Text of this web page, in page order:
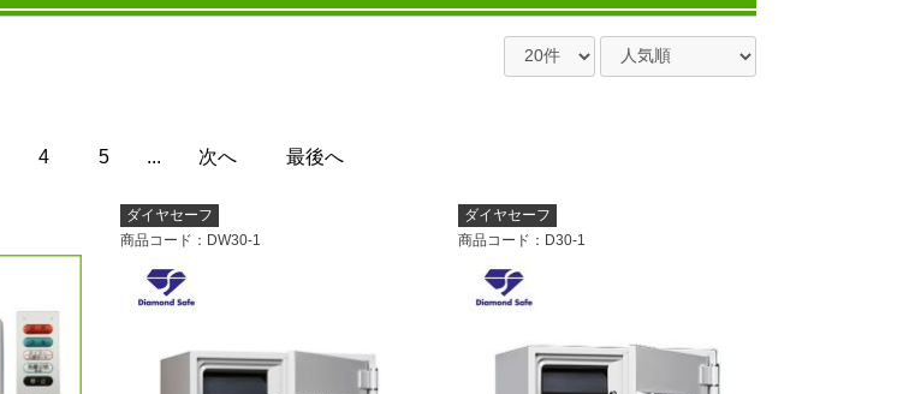
4 5 ... 次へ 最後へ
ダイヤセーフ
商品コード ：DW30-1
ダイヤセーフ
商品コード ：D30-1